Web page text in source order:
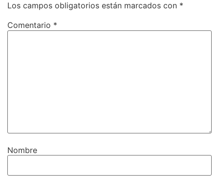
Los campos obligatorios están marcados con *
Comentario *
Nombre